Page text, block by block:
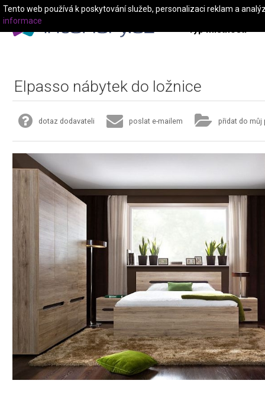
Typ místnosti
Elpasso nábytek do ložnice
dotaz dodavateli poslat e-mailem přidat do můj
Tento web používá k poskytování služeb, personalizaci reklam a
informace